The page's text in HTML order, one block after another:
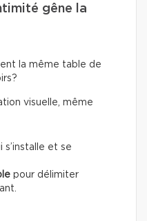
gêne la
la même table de
visuelle, même
s’installe et se
pour délimiter